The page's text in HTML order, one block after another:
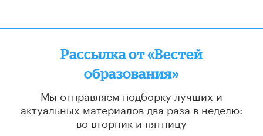
Рассылка от «Вестей
образования»
Мы отправляем подборку лучших и
актуальных материалов два раза в неделю:
во вторник и пятницу